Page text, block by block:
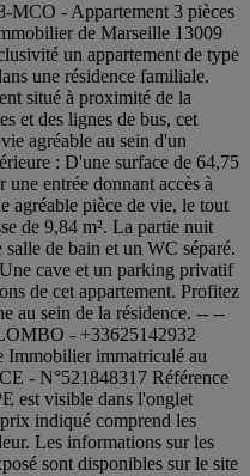
MCO - Appartement 3 pièces
de Marseille 13009
un appartement de type
une résidence familiale.
situé à proximité de la
et des lignes de bus, cet
agréable au sein d'un
: D'une surface de 64,75
une entrée donnant accès à
agréable pièce de vie, le tout
de 9,84 m². La partie nuit
de bain et un WC séparé.
cave et un parking privatif
de cet appartement. Profitez
au sein de la résidence. -- --
- +33625142932
immatriculé au
- N°521848317 Référence
est visible dans l'onglet
indiqué comprend les
Les informations sur les
sont disponibles sur le site